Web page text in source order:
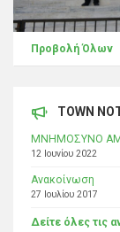
Προβολή Όλων
TOWN
ΜΝΗΜΟΣΥΝΟ
12 Ιουνίου 2022
Ανακοίνωση
27 Ιουλίου 2017
Δείτε όλες τις